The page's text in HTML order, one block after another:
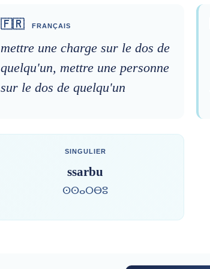
🇫🇷 FRANÇAIS
mettre une charge sur le dos de
quelqu'un, mettre une personne
sur le dos de quelqu'un
SINGULIER
ssarbu
ⵙⵙⴰⵔⴱⵓ